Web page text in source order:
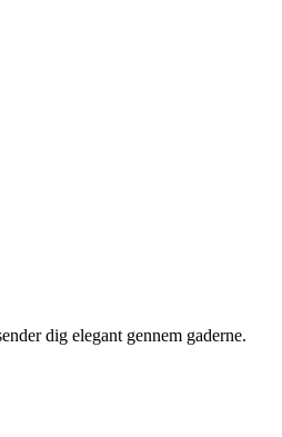
dig elegant gennem gaderne.